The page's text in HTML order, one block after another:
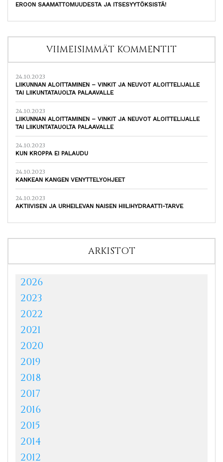
EROON SAAMATTOMUUDESTA JA ITSESYYTÖKSISTÄ!
VIIMEISIMMÄT KOMMENTIT
24.10.2023
LIIKUNNAN ALOITTAMINEN – VINKIT JA NEUVOT ALOITTELIJALLE
TAI LIIKUNTATAUOLTA PALAAVALLE
24.10.2023
LIIKUNNAN ALOITTAMINEN – VINKIT JA NEUVOT ALOITTELIJALLE
TAI LIIKUNTATAUOLTA PALAAVALLE
24.10.2023
KUN KROPPA EI PALAUDU
24.10.2023
KANKEAN KANGEN VENYTTELYOHJEET
24.10.2023
AKTIIVISEN JA URHEILEVAN NAISEN HIILIHYDRAATTI-TARVE
ARKISTOT
2026
2023
2022
2021
2020
2019
2018
2017
2016
2015
2014
2012